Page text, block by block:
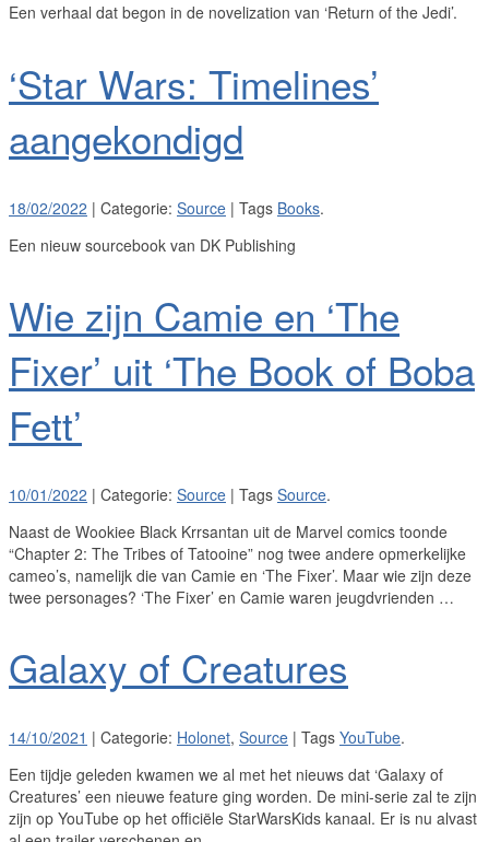
Een verhaal dat begon in de novelization van ‘Return of the Jedi’.
‘Star Wars: Timelines’
aangekondigd
18/02/2022 | Categorie: Source | Tags Books.
Een nieuw sourcebook van DK Publishing
Wie zijn Camie en ‘The
Fixer’ uit ‘The Book of Boba
Fett’
10/01/2022 | Categorie: Source | Tags Source.
Naast de Wookiee Black Krrsantan uit de Marvel comics toonde
“Chapter 2: The Tribes of Tatooine” nog twee andere opmerkelijke
cameo’s, namelijk die van Camie en ‘The Fixer’. Maar wie zijn deze
twee personages? ‘The Fixer’ en Camie waren jeugdvrienden …
Galaxy of Creatures
14/10/2021 | Categorie: Holonet, Source | Tags YouTube.
Een tijdje geleden kwamen we al met het nieuws dat ‘Galaxy of
Creatures’ een nieuwe feature ging worden. De mini-serie zal te zijn
zijn op YouTube op het officiële StarWarsKids kanaal. Er is nu alvast